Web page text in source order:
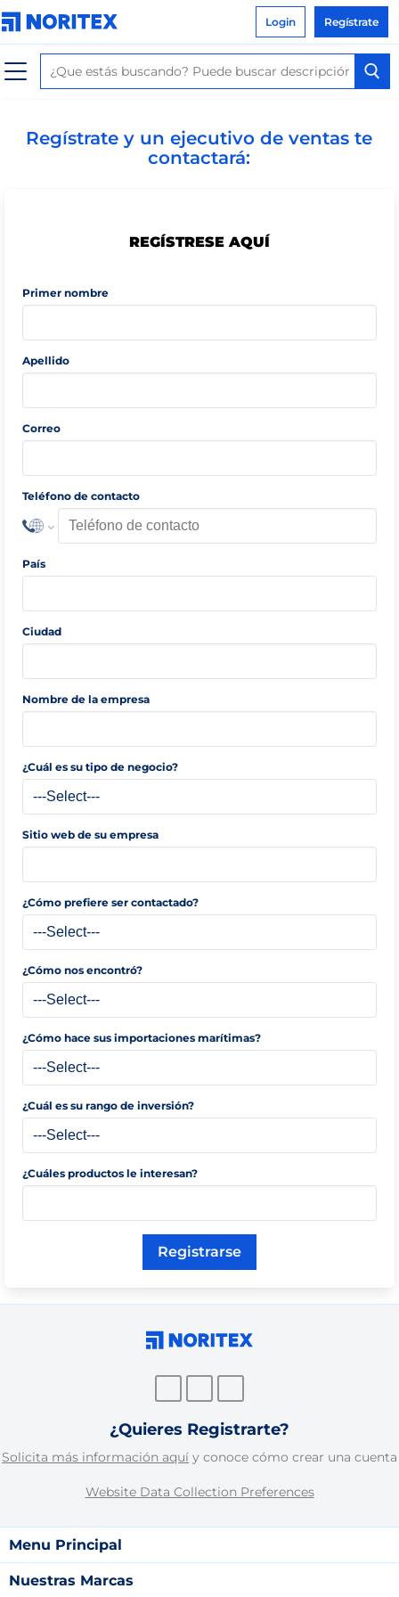
Login Regístrate
Regístrate y un ejecutivo de ventas te
contactará:
REGÍSTRESE AQUÍ
Primer nombre
Apellido
Correo
Teléfono de contacto
País
Ciudad
Nombre de la empresa
¿Cuál es su tipo de negocio?
Sitio web de su empresa
¿Cómo prefiere ser contactado?
¿Cómo nos encontró?
¿Cómo hace sus importaciones marítimas?
¿Cuál es su rango de inversión?
¿Cuáles productos le interesan?
Registrarse
¿Quieres Registrarte?
Solicita más información aquí y conoce cómo crear una cuenta
Website Data Collection Preferences
Menu Principal
Nuestras Marcas